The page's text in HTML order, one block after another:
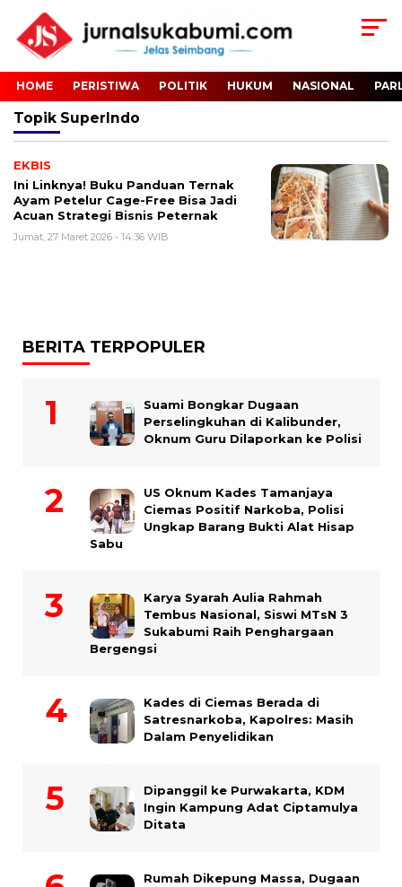
HOME PERISTIWA POLITIK HUKUM NASIONAL
Topik SuperIndo
EKBIS
Ini Linknya! Buku Panduan Ternak
Ayam Petelur Cage-Free Bisa Jadi
Acuan Strategi Bisnis Peternak
Jumat, 27 Maret 2026 - 14:36 WIB
BERITA TERPOPULER
Suami Bongkar Dugaan
Perselingkuhan di Kalibunder,
Oknum Guru Dilaporkan ke Polisi
US Oknum Kades Tamanjaya
Ciemas Positif Narkoba, Polisi
Ungkap Barang Bukti Alat Hisap
Sabu
Karya Syarah Aulia Rahmah
Tembus Nasional, Siswi MTsN 3
Sukabumi Raih Penghargaan
Bergengsi
Kades di Ciemas Berada di
Satresnarkoba, Kapolres: Masih
Dalam Penyelidikan
Dipanggil ke Purwakarta, KDM
Ingin Kampung Adat Ciptamulya
Ditata
Rumah Dikepung Massa, Dugaan